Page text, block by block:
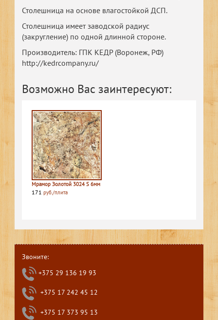
Столешница на основе влагостойкой ДСП.
Столешница имеет заводской радиус
(закругление) по одной длинной стороне.
Производитель: ГПК КЕДР (Воронеж, РФ)
http://kedrcompany.ru/
Возможно Вас заинтересуют:
Мрамор Золотой 3024 S 6мм
171 руб./плита
Звоните:
+375 29 136 19 93
+375 17 242 45 12
+375 17 373 95 13